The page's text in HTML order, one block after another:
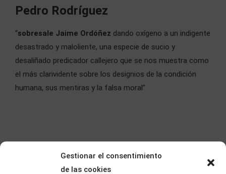
Gestionar el consentimiento
de las cookies
Pedro Rodríguez
“sobresale Jaime Ordóñez dando oxígeno a un indigente
desastrado y maloliente, una especie de sucio y
desaliñado predicador callejero que se nos muestra como
el más clarividente sobre los designios de la condición
humana, sus mentiras y la falsa moral”